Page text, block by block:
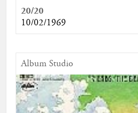
20/20
10/02/1969
Album Studio